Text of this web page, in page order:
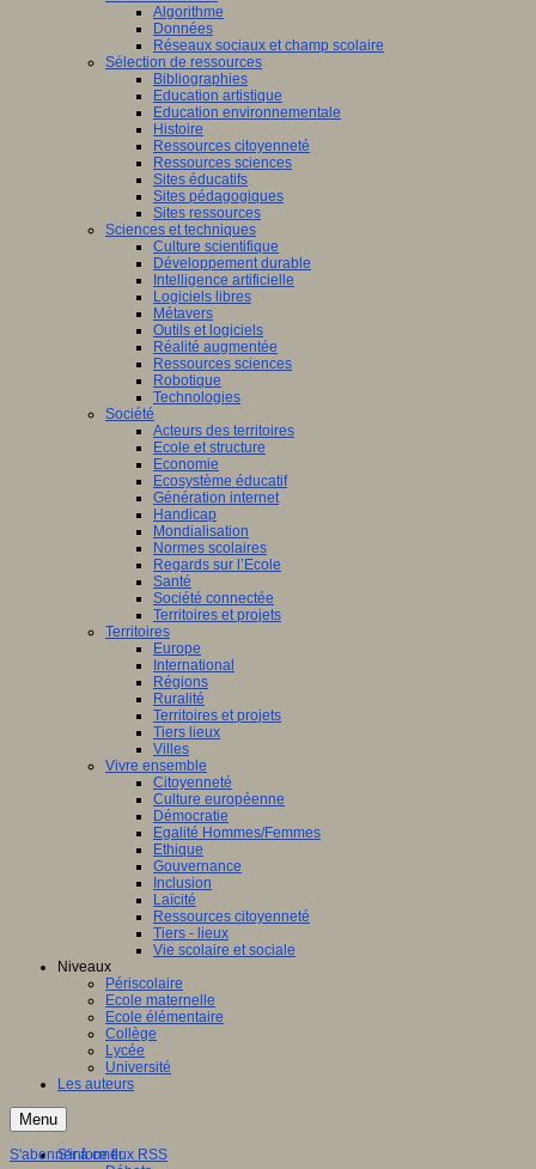
Algorithme
Données
Réseaux sociaux et champ scolaire
Sélection de ressources
Bibliographies
Education artistique
Education environnementale
Histoire
Ressources citoyenneté
Ressources sciences
Sites éducatifs
Sites pédagogiques
Sites ressources
Sciences et techniques
Culture scientifique
Développement durable
Intelligence artificielle
Logiciels libres
Métavers
Outils et logiciels
Réalité augmentée
Ressources sciences
Robotique
Technologies
Société
Acteurs des territoires
Ecole et structure
Economie
Ecosystème éducatif
Génération internet
Handicap
Mondialisation
Normes scolaires
Regards sur l’Ecole
Santé
Société connectée
Territoires et projets
Territoires
Europe
International
Régions
Ruralité
Territoires et projets
Tiers lieux
Villes
Vivre ensemble
Citoyenneté
Culture européenne
Démocratie
Egalité Hommes/Femmes
Ethique
Gouvernance
Inclusion
Laïcité
Ressources citoyenneté
Tiers - lieux
Vie scolaire et sociale
Niveaux
Périscolaire
Ecole maternelle
Ecole élémentaire
Collège
Lycée
Université
Les auteurs
Menu
S'informer
S'abonner à ce flux RSS